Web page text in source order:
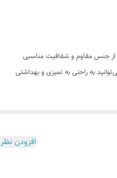
جنس مقاوم و شفافیت مناسبی
به راحتی به تمیزی و بهداشتی
افزودن نظر